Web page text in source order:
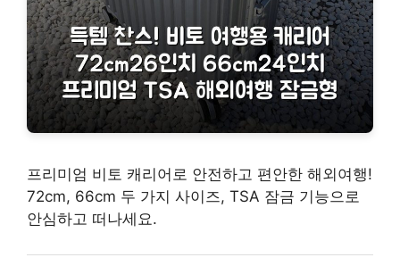
프리미엄 비토 캐리어로 안전하고 편안한 해외여행!
72cm, 66cm 두 가지 사이즈, TSA 잠금 기능으로
안심하고 떠나세요.